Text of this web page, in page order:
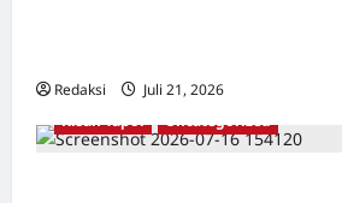
Redaksi Juli 21, 2026
Kisah Tapol
Uncategorized